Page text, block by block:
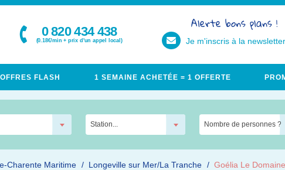
0 820 434 438
(0.18€/min + prix d'un appel local)
Alerte bons plans !
Je m'inscris à la newsletter
OFFRES FLASH 1 SEMAINE ACHETÉE = 1 OFFERTE
Station... Nombre de personnes ?
Charente Maritime Longeville sur Mer/La Tranche Goélia Le